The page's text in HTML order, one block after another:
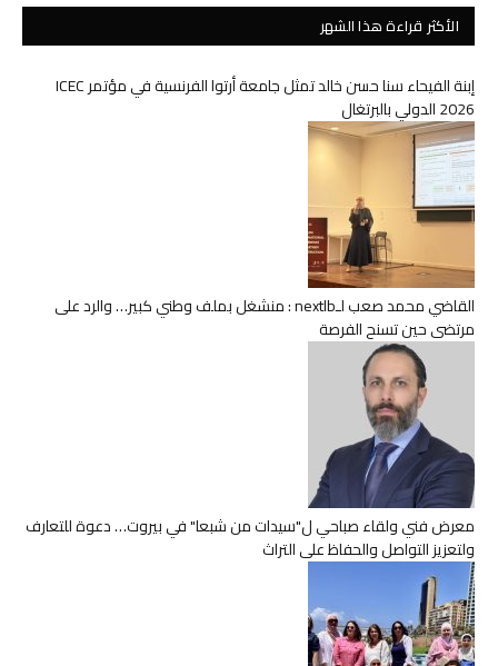
الأكثر قراءة هذا الشهر
إبنة الفيحاء سنا حسن خالد تمثل جامعة أرتوا الفرنسية في مؤتمر ICEC
2026 الدولي بالبرتغال
القاضي محمد صعب لـnextlb : منشغل بملف وطني كبير… والرد على
مرتضى حين تسنح الفرصة
معرض فني ولقاء صباحي ل"سيدات من شبعا" في بيروت… دعوة للتعارف
ولتعزيز التواصل والحفاظ على التراث